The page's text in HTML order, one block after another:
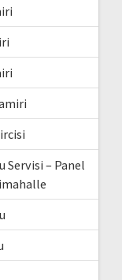
Servisi – Panel